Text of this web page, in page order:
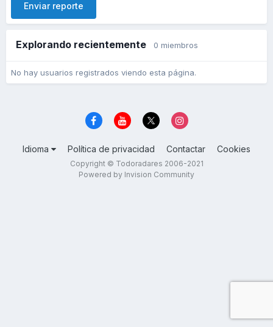
Enviar reporte
Explorando recientemente 0 miembros
No hay usuarios registrados viendo esta página.
Idioma Política de privacidad Contactar Cookies
Copyright © Todoradares 2006-2021
Powered by Invision Community